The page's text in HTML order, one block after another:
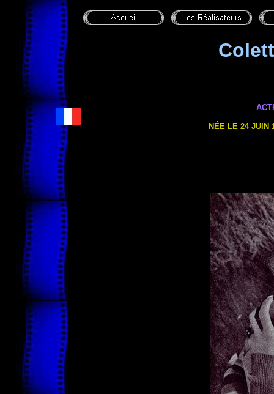
NÉE LE 24 JUIN